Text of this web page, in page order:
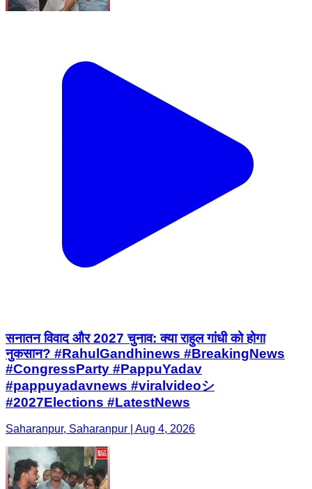
सनातन विवाद और 2027 चुनाव: क्या राहुल गांधी को होगा
नुकसान? #RahulGandhinews #BreakingNews
#CongressParty #PappuYadav
#pappuyadavnews #viralvideoシ
#2027Elections #LatestNews
Saharanpur, Saharanpur | Aug 4, 2026